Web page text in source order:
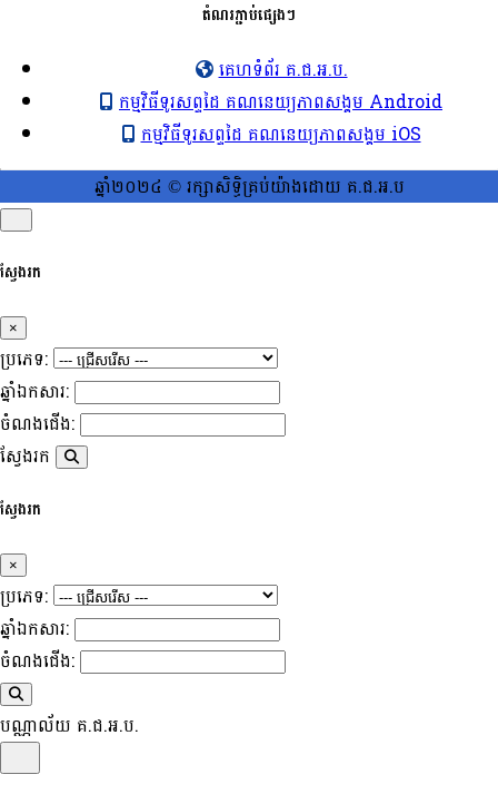
តំណរភ្ជាប់ផ្សេងៗ
គេហទំព័រ គ.ជ.អ.ប.
កម្មវិធីទូរសព្ទដៃ គណនេយ្យភាពសង្គម Android
កម្មវិធីទូរសព្ទដៃ គណនេយ្យភាពសង្គម iOS
ឆ្នាំ២០២៤ © រក្សាសិទ្ធិគ្រប់យ៉ាងដោយ គ.ជ.អ.ប
ស្វែងរក
×
ប្រភេទ:
ឆ្នាំឯកសារ:
ចំណងជើង:
ស្វែងរក
ស្វែងរក
×
ប្រភេទ:
ឆ្នាំឯកសារ:
ចំណងជើង:
បណ្ណាល័យ គ.ជ.អ.ប.